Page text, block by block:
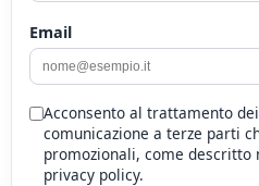
Email
Acconsento al trattamento
comunicazione a terze parti
promozionali, come descritto
privacy policy.